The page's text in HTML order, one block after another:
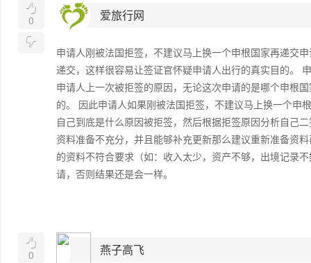

0

爱旅行网
申请人刚被法国拒签，不建议马上换一个申根国家再递交
递交，这样很容易让签证官怀疑申请人出行的真实目的。
申请人上一次被拒签的原因，无论这次申请的是哪个申根
的。 因此申请人如果刚被法国拒签，不建议马上换一个申
自己到底是什么原因被拒签，然后根据拒签原因分析自己
资料准备不充分，并且能够补充更新那么建议重新准备资
的资料不符合要求（如：收入太少，资产不够，出境记录
请，否则结果还是会一样。

0 燕子高飞